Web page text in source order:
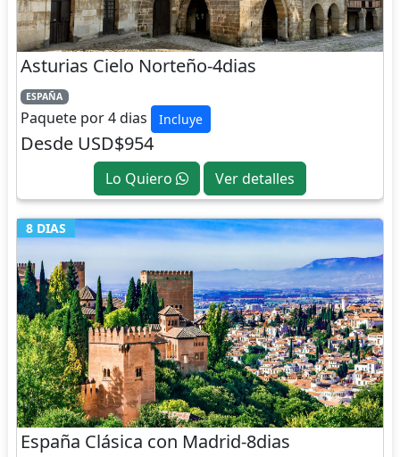
Asturias Cielo Norteño-4dias
ESPAÑA
Paquete por 4 dias Incluye
Desde USD$954
Lo Quiero Ver detalles
8 DIAS
España Clásica con Madrid-8dias